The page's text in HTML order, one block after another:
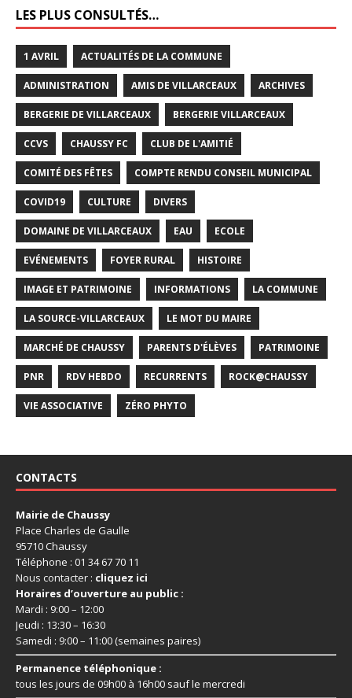
LES PLUS CONSULTÉS…
1 AVRIL ACTUALITÉS DE LA COMMUNE
ADMINISTRATION AMIS DE VILLARCEAUX ARCHIVES
BERGERIE DE VILLARCEAUX BERGERIE VILLARCEAUX
CCVS CHAUSSY FC CLUB DE L'AMITIÉ
COMITÉ DES FÊTES COMPTE RENDU CONSEIL MUNICIPAL
COVID19 CULTURE DIVERS
DOMAINE DE VILLARCEAUX EAU ECOLE
EVÉNEMENTS FOYER RURAL HISTOIRE
IMAGE ET PATRIMOINE INFORMATIONS LA COMMUNE
LA SOURCE-VILLARCEAUX LE MOT DU MAIRE
MARCHÉ DE CHAUSSY PARENTS D'ÉLÈVES PATRIMOINE
PNR RDV HEBDO RECURRENTS ROCK@CHAUSSY
VIE ASSOCIATIVE ZÉRO PHYTO
CONTACTS
Mairie de Chaussy
Place Charles de Gaulle
95710 Chaussy
Téléphone : 01 34 67 70 11
Nous contacter : cliquez ici
Horaires d’ouverture au public :
Mardi : 9:00 – 12:00
Jeudi : 13:30 – 16:30
Samedi : 9:00 – 11:00 (semaines paires)
Permanence téléphonique :
tous les jours de 09h00 à 16h00 sauf le mercredi